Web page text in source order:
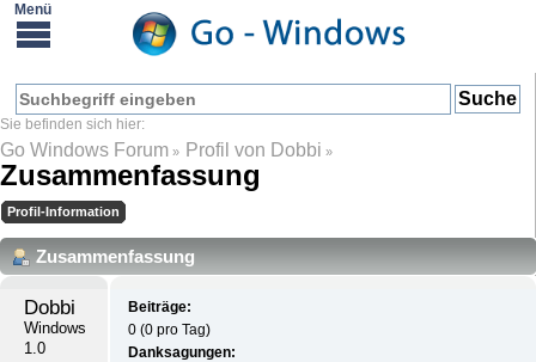
Go Windows Forum » Profil von Dobbi »
Zusammenfassung
Profil-Information
Zusammenfassung
Dobbi
Windows
1.0
Beiträge:
0 (0 pro Tag)
Danksagungen: